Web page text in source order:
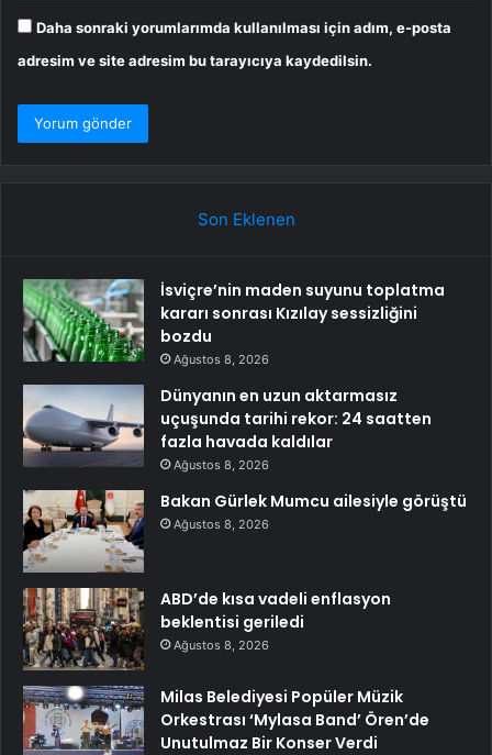
Daha sonraki yorumlarımda kullanılması için adım, e-posta
adresim ve site adresim bu tarayıcıya kaydedilsin.
Son Eklenen
İsviçre’nin maden suyunu toplatma
kararı sonrası Kızılay sessizliğini
bozdu
Ağustos 8, 2026
Dünyanın en uzun aktarmasız
uçuşunda tarihi rekor: 24 saatten
fazla havada kaldılar
Ağustos 8, 2026
Bakan Gürlek Mumcu ailesiyle görüştü
Ağustos 8, 2026
ABD’de kısa vadeli enflasyon
beklentisi geriledi
Ağustos 8, 2026
Milas Belediyesi Popüler Müzik
Orkestrası ‘Mylasa Band’ Ören’de
Unutulmaz Bir Konser Verdi